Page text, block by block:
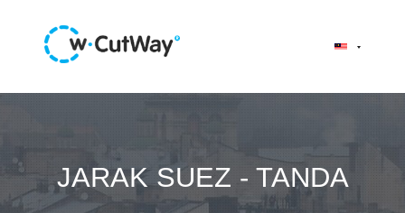
JARAK SUEZ - TANDA